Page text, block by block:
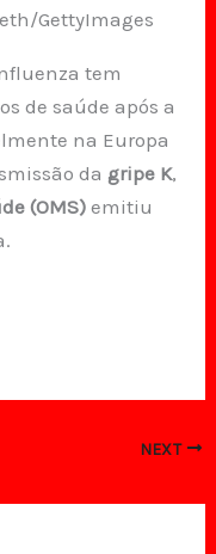
GettyImages
tem
de saúde após a
na Europa
da gripe K,
(OMS)emitiu
NEXT